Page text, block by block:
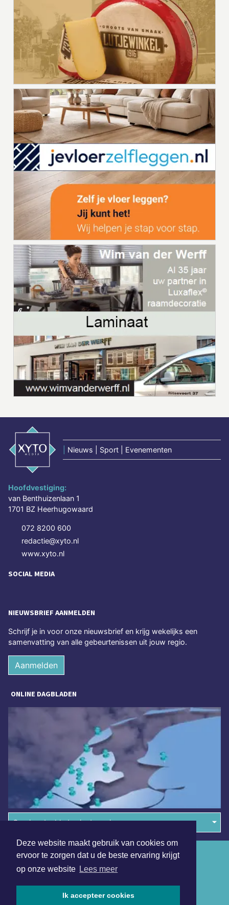
Deze website maakt gebruik van cookies om
ervoor te zorgen dat u de beste ervaring krijgt
op onze website Lees meer
Ik accepteer cookies
Nieuws | Sport | Evenementen
Hoofdvestiging:
van Benthuizenlaan 1
1701 BZ Heerhugowaard
072 8200 600
redactie@xyto.nl
www.xyto.nl
SOCIAL MEDIA
NIEUWSBRIEF AANMELDEN
Schrijf je in voor onze nieuwsbrief en krijg wekelijks een
samenvatting van alle gebeurtenissen uit jouw regio.
Aanmelden
ONLINE DAGBLADEN
Overige dagbladen in de regio
Algemene voorwaarden
Disclaimer